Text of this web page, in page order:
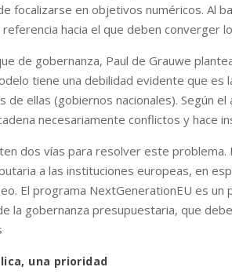
focalizarse en objetivos numéricos. Al
hacia el que deben converger
de gobernanza, Paul de Grauwe
tiene una debilidad evidente que
de ellas (gobiernos nacionales). Según
necesariamente conflictos y hace
dos vías para resolver este
a las instituciones europeas, en
El programa NextGenerationEU es
la gobernanza presupuestaria, que
una prioridad